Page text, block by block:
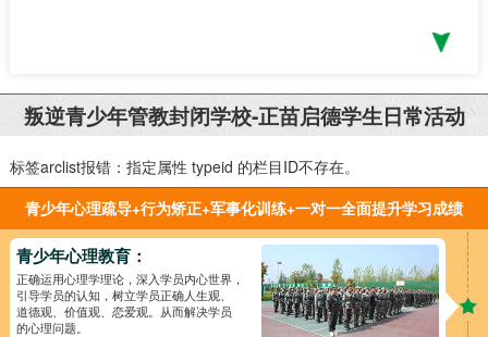
叛逆青少年管教封闭学校-正苗启德学生日常活动
标签arclist报错：指定属性 typeid 的栏目ID不存在。
青少年心理疏导+行为矫正+军事化训练+一对一全面提升学习成绩
青少年心理教育：
正确运用心理学理论，深入学员内心世界，
引导学员的认知，树立学员正确人生观、
道德观、价值观、恋爱观。从而解决学员
的心理问题。